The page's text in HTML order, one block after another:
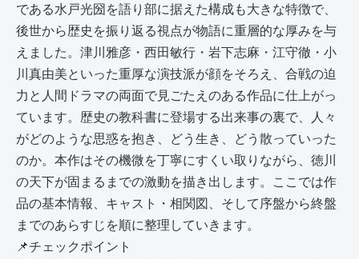
である水戸光圀を語り部に据えた構成も大きな特徴で、
後世から歴史を振り返る視点が物語に重層的な厚みを与
えました。津川雅彦・西田敏行・岩下志麻・江守徹・小
川真由美といった重厚な演技派が顔をそろえ、合戦の迫
力と人間ドラマの両面で見ごたえのある作品に仕上がっ
ています。歴史の教科書に登場する出来事の裏で、人々
がどのような思惑を抱き、どう生き、どう散っていった
のか。本作はその機微を丁寧にすくい取りながら、徳川
の天下が固まるまでの激動を描き出します。ここでは作
品の基本情報、キャスト・相関図、そして序盤から終盤
までのあらすじを順に整理していきます。
📌チェックポイント